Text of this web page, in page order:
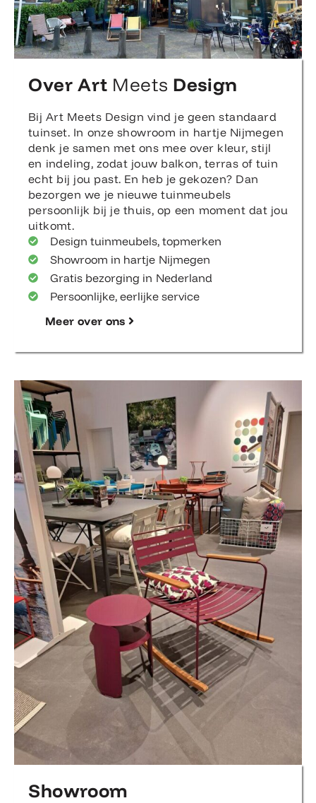
Over Art Meets Design
Bij Art Meets Design vind je geen standaard
tuinset. In onze showroom in hartje Nijmegen
denk je samen met ons mee over kleur, stijl
en indeling, zodat jouw balkon, terras of tuin
echt bij jou past. En heb je gekozen? Dan
bezorgen we je nieuwe tuinmeubels
persoonlijk bij je thuis, op een moment dat jou
uitkomt.
Design tuinmeubels, topmerken
Showroom in hartje Nijmegen
Gratis bezorging in Nederland
Persoonlijke, eerlijke service
Meer over ons
Showroom